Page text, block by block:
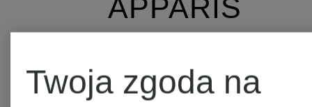
APPARIS
AQUANOVA
Twoja zgoda na